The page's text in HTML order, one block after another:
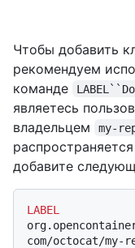
Чтобы добавить
рекомендуем
команде
являетесь
владельцем
my-
добавите
LABEL
com/octocat/my-